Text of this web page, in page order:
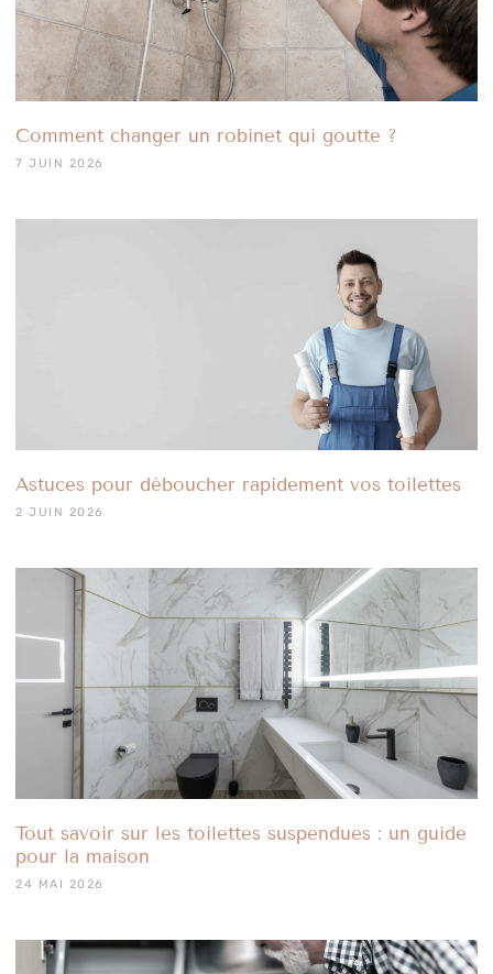
Comment changer un robinet qui goutte ?
7 JUIN 2026
Astuces pour déboucher rapidement vos toilettes
2 JUIN 2026
Tout savoir sur les toilettes suspendues : un guide
pour la maison
24 MAI 2026